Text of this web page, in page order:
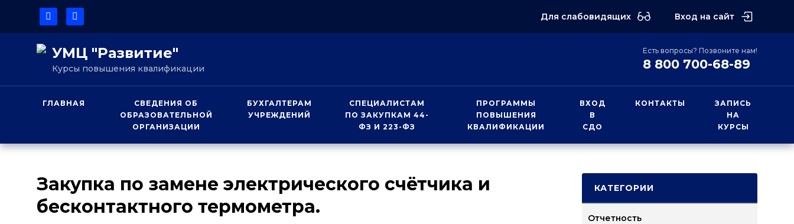
Вход на сайт
Для слабовидящих
УМЦ "Развитие"
Курсы повышения квалификации
Есть вопросы? Позвоните нам!
8 800 700-68-89
ГЛАВНАЯ
СВЕДЕНИЯ ОБ
ОБРАЗОВАТЕЛЬНОЙ
ОРГАНИЗАЦИИ
БУХГАЛТЕРАМ
УЧРЕЖДЕНИЙ
СПЕЦИАЛИСТАМ
ПО ЗАКУПКАМ 44-
ФЗ И 223-ФЗ
ПРОГРАММЫ
ПОВЫШЕНИЯ
КВАЛИФИКАЦИИ
ВХОД
В
СДО
КОНТАКТЫ
ЗАПИСЬ
НА
КУРСЫ
Закупка по замене электрического счётчика и
бесконтактного термометра.
КАТЕГОРИИ
Отчетность